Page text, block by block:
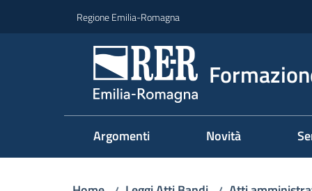
Regione Emilia-Romagna
Argomenti Novità